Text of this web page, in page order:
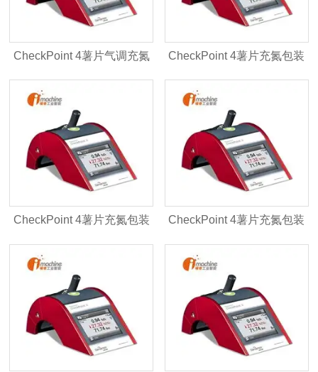
CheckPoint 4薯片气调充氮
包装顶空残氧分析仪
CheckPoint 4薯片充氮包装
膜康dansensor进口色多多
视频网站入口
CheckPoint 4薯片充氮包装
手持式色多多视频网站入口
CheckPoint 4薯片充氮包装
食品色多多视频网站入口